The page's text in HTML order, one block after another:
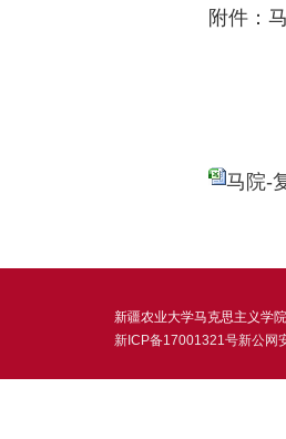
附件：
马院-
新疆农业大学马克思主义学院|
新ICP备17001321号新公网